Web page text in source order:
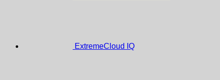
ExtremeCloud IQ